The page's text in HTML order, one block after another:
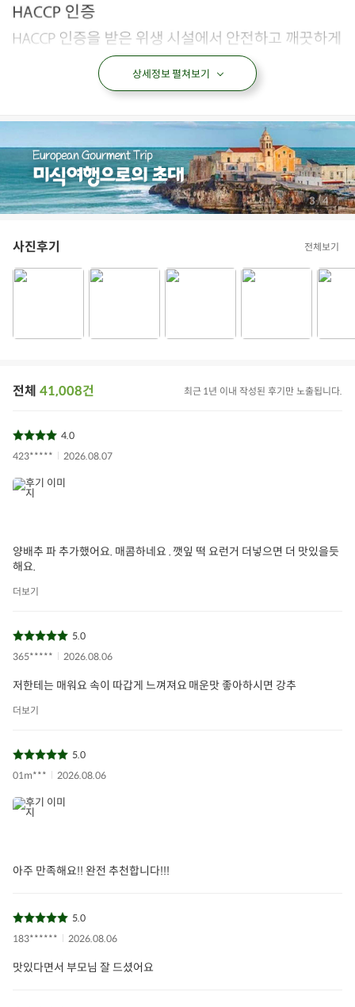
춘천닭갈비 순살닭갈비 닭갈비
양념닭갈비
아이들식단
지중해식단 오아시스반찬
전자상거래 등에서의 상품정보 제공 고시에 따라 작성되었습니다.
상품명
생산자 및 소재지 ㈜하림
지기한
원재료 및 함량
닭고기, 대두, 밀, 우유, 쇠고기, 조개류 함유
보관/취급방법
상세정보 펼쳐보기
3/4
사진후기 전체보기
전체 41,008건 최근 1년 이내 작성된 후기만 노출됩니다.
4.0
423*****
2026.08.07
양배추 파 추가했어요. 매콤하네요 . 깻잎 떡 요런거 더넣으면 더 맛있을듯
해요.
더보기
5.0
365*****
2026.08.06
저한테는 매워요 속이 따갑게 느껴져요 매운맛 좋아하시면 강추
더보기
5.0
01m***
2026.08.06
아주 만족해요!! 완전 추천합니다!!!
5.0
183******
2026.08.06
맛있다면서 부모님 잘 드셨어요